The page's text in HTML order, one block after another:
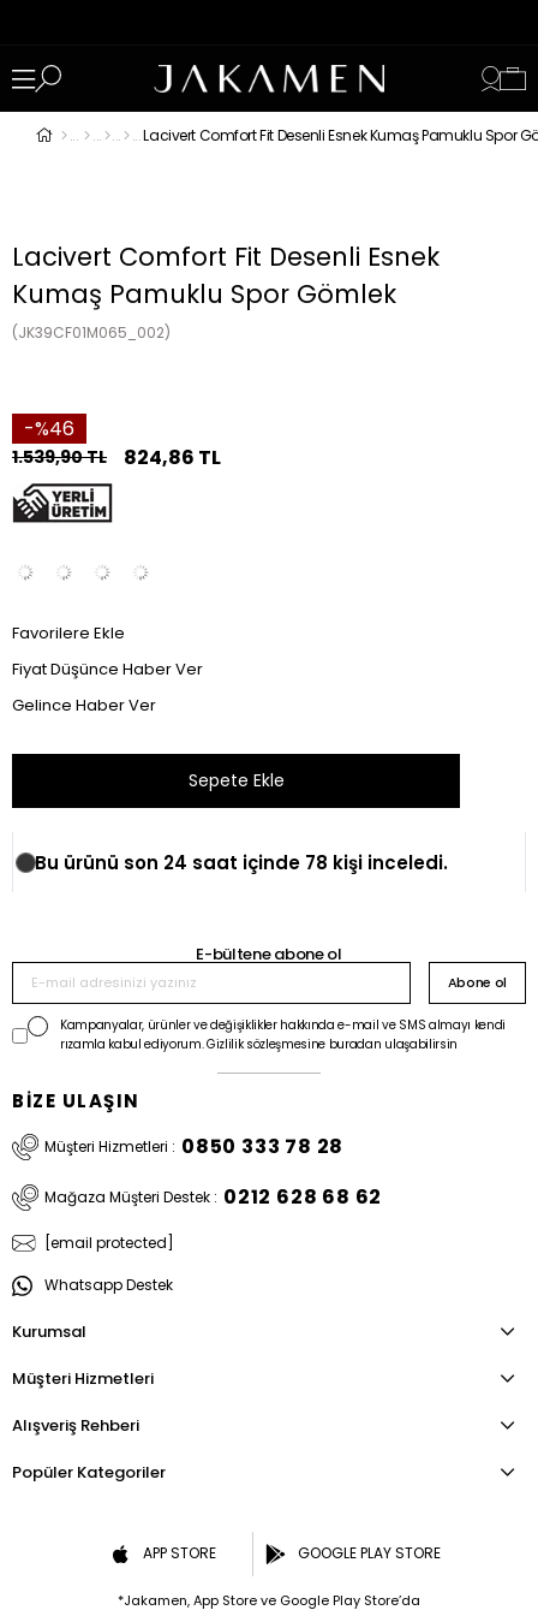
Lacivert Comfort Fit Desenli Esnek Kumaş Pamuklu Spor
Lacivert Comfort Fit Desenli Esnek
Kumaş Pamuklu Spor Gömlek
(JK39CF01M065_002)
46
1.539,90 TL 824,86 TL
Favorilere Ekle
Fiyat Düşünce Haber Ver
Gelince Haber Ver
Bu ürünü son 24 saat içinde 78 kişi inceledi.
E-bültene abone ol
Abone ol
Kampanyalar, ürünler ve değişiklikler hakkında e-mail ve SMS almayı kendi
rızamla kabul ediyorum. Gizlilik sözleşmesine buradan ulaşabilirsin
BİZE ULAŞIN
Müşteri Hizmetleri : 0850 333 78 28
Mağaza Müşteri Destek : 0212 628 68 62
[email protected]
Whatsapp Destek
Kurumsal
Müşteri Hizmetleri
Alışveriş Rehberi
Popüler Kategoriler
APP STORE GOOGLE PLAY STORE
*Jakamen, App Store ve Google Play Store’da